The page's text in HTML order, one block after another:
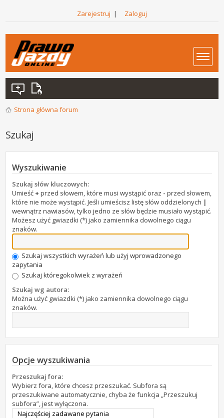
Zarejestruj | Zaloguj
Strona główna forum
Szukaj
Wyszukiwanie
Szukaj słów kluczowych:
Umieść + przed słowem, które musi wystąpić oraz - przed słowem,
które nie może wystąpić. Jeśli umieścisz listę słów oddzielonych |
wewnątrz nawiasów, tylko jedno ze słów będzie musiało wystąpić.
Możesz użyć gwiazdki (*) jako zamiennika dowolnego ciągu
znaków.
Szukaj wszystkich wyrażeń lub użyj wprowadzonego
zapytania
Szukaj któregokolwiek z wyrażeń
Szukaj wg autora:
Można użyć gwiazdki (*) jako zamiennika dowolnego ciągu
znaków.
Opcje wyszukiwania
Przeszukaj fora:
Wybierz fora, które chcesz przeszukać. Subfora są
przeszukiwane automatycznie, chyba że funkcja „Przeszukuj
subfora”, jest wyłączona.